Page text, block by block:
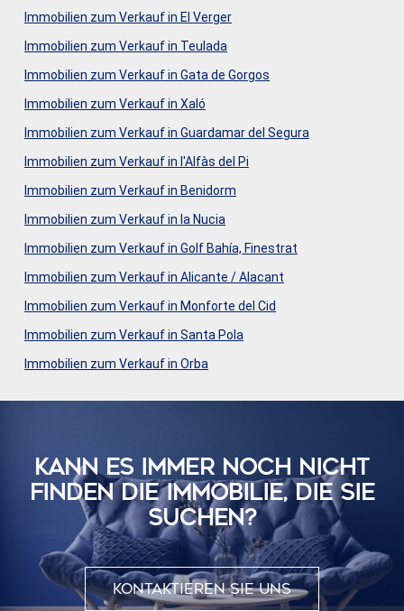
Immobilien zum Verkauf in El Verger
Immobilien zum Verkauf in Teulada
Immobilien zum Verkauf in Gata de Gorgos
Immobilien zum Verkauf in Xaló
Immobilien zum Verkauf in Guardamar del Segura
Immobilien zum Verkauf in l'Alfàs del Pi
Immobilien zum Verkauf in Benidorm
Immobilien zum Verkauf in la Nucia
Immobilien zum Verkauf in Golf Bahía, Finestrat
Immobilien zum Verkauf in Alicante / Alacant
Immobilien zum Verkauf in Monforte del Cid
Immobilien zum Verkauf in Santa Pola
Immobilien zum Verkauf in Orba
KANN ES IMMER NOCH NICHT
FINDEN DIE IMMOBILIE, DIE SIE
SUCHEN?
Kontaktieren Sie uns